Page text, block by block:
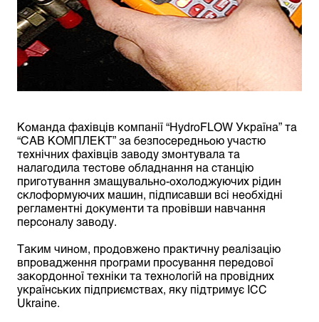
Команда фахівців компанії “HydroFLOW Україна” та
“САВ КОМПЛЕКТ” за безпосередньою участю
технічних фахівців заводу змонтувала та
налагодила тестове обладнання на станцію
приготування змащувально-охолоджуючих рідин
склоформуючих машин, підписавши всі необхідні
регламентні документи та провівши навчання
персоналу заводу.
Таким чином, продовжено практичну реалізацію
впровадження програми просування передової
закордонної техніки та технологій на провідних
українських підприємствах, яку підтримує ICC
Ukraine.